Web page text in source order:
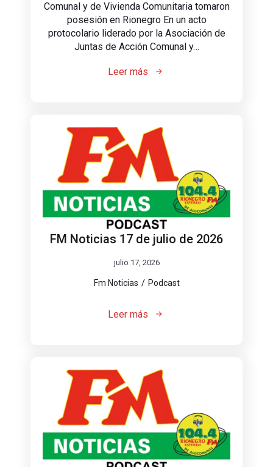
Comunal y de Vivienda Comunitaria tomaron
posesión en Rionegro En un acto
protocolario liderado por la Asociación de
Juntas de Acción Comunal y…
Leer más
FM Noticias 17 de julio de 2026
julio 17, 2026
Fm Noticias Podcast
Leer más